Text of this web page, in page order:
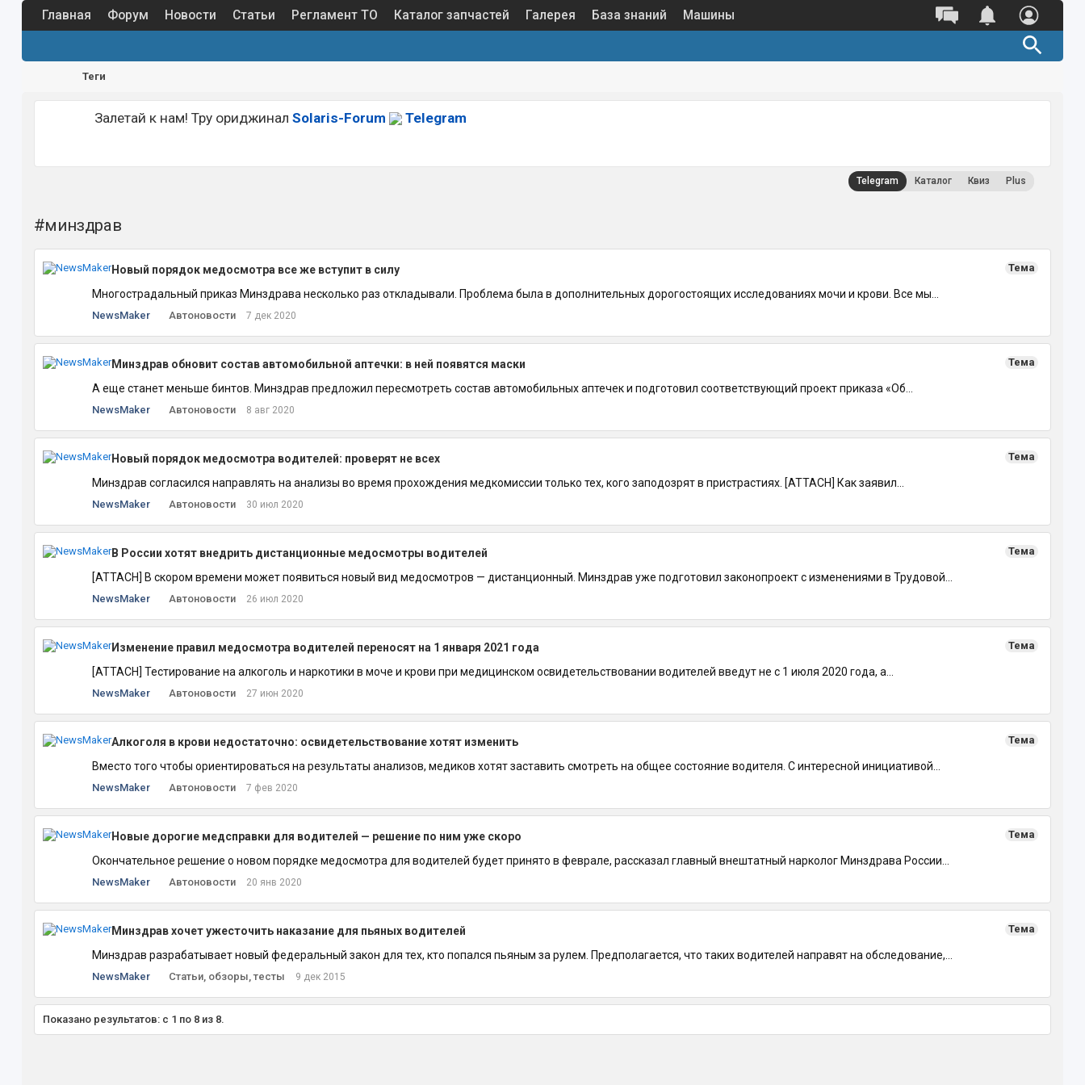
Главная Форум Новости Статьи Регламент ТО Каталог запчастей Галерея База знаний Машины
Теги
Залетай к нам! Тру ориджинал Solaris-Forum Telegram
Telegram Каталог Квиз Plus
#минздрав
Тема
Новый порядок медосмотра все же вступит в силу
Многострадальный приказ Минздрава несколько раз откладывали. Проблема была в дополнительных дорогостоящих исследованиях мочи и крови. Все мы...
NewsMaker Автоновости 7 дек 2020
Тема
Минздрав обновит состав автомобильной аптечки: в ней появятся маски
А еще станет меньше бинтов. Минздрав предложил пересмотреть состав автомобильных аптечек и подготовил соответствующий проект приказа «Об...
NewsMaker Автоновости 8 авг 2020
Тема
Новый порядок медосмотра водителей: проверят не всех
Минздрав согласился направлять на анализы во время прохождения медкомиссии только тех, кого заподозрят в пристрастиях. [ATTACH] Как заявил...
NewsMaker Автоновости 30 июл 2020
Тема
В России хотят внедрить дистанционные медосмотры водителей
[ATTACH] В скором времени может появиться новый вид медосмотров — дистанционный. Минздрав уже подготовил законопроект с изменениями в Трудовой...
NewsMaker Автоновости 26 июл 2020
Тема
Изменение правил медосмотра водителей переносят на 1 января 2021 года
[ATTACH] Тестирование на алкоголь и наркотики в моче и крови при медицинском освидетельствовании водителей введут не с 1 июля 2020 года, а...
NewsMaker Автоновости 27 июн 2020
Тема
Алкоголя в крови недостаточно: освидетельствование хотят изменить
Вместо того чтобы ориентироваться на результаты анализов, медиков хотят заставить смотреть на общее состояние водителя. С интересной инициативой...
NewsMaker Автоновости 7 фев 2020
Тема
Новые дорогие медсправки для водителей — решение по ним уже скоро
Окончательное решение о новом порядке медосмотра для водителей будет принято в феврале, рассказал главный внештатный нарколог Минздрава России...
NewsMaker Автоновости 20 янв 2020
Тема
Минздрав хочет ужесточить наказание для пьяных водителей
Минздрав разрабатывает новый федеральный закон для тех, кто попался пьяным за рулем. Предполагается, что таких водителей направят на обследование,...
NewsMaker Статьи, обзоры, тесты 9 дек 2015
Показано результатов: с 1 по 8 из 8.